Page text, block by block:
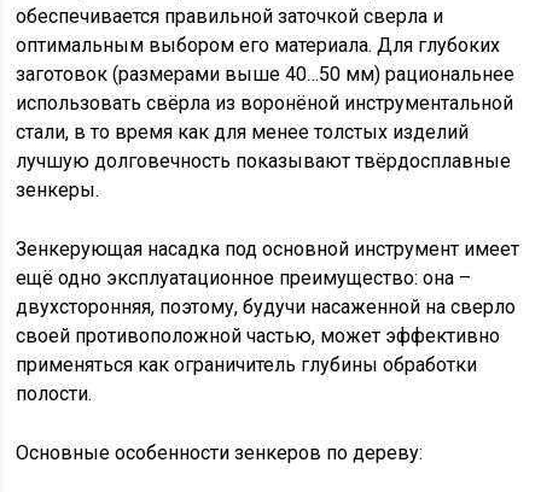
обеспечивается правильной заточкой сверла и
оптимальным выбором его материала. Для глубоких
заготовок (размерами выше 40…50 мм) рациональнее
использовать свёрла из воронёной инструментальной
стали, в то время как для менее толстых изделий
лучшую долговечность показывают твёрдосплавные
зенкеры.
Зенкерующая насадка под основной инструмент имеет
ещё одно эксплуатационное преимущество: она –
двухсторонняя, поэтому, будучи насаженной на сверло
своей противоположной частью, может эффективно
применяться как ограничитель глубины обработки
полости.
Основные особенности зенкеров по дереву: